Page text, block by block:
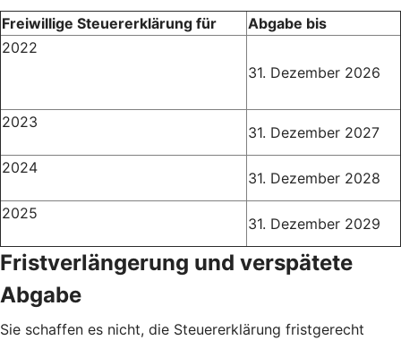
Freiwillige Steuererklärung für
Abgabe bis
2022
31. Dezember 2026
2023
31. Dezember 2027
2024
31. Dezember 2028
2025
31. Dezember 2029
Fristverlängerung und verspätete
Abgabe
Sie schaffen es nicht, die Steuererklärung fristgerecht